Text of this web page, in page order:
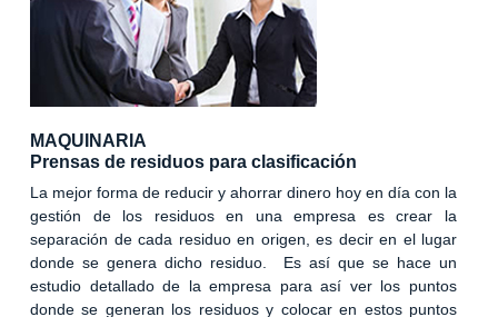
MAQUINARIA
Prensas de residuos para clasificación
La mejor forma de reducir y ahorrar dinero hoy en día con la
gestión de los residuos en una empresa es crear la
separación de cada residuo en origen, es decir en el lugar
donde se genera dicho residuo. Es así que se hace un
estudio detallado de la empresa para así ver los puntos
donde se generan los residuos y colocar en estos puntos